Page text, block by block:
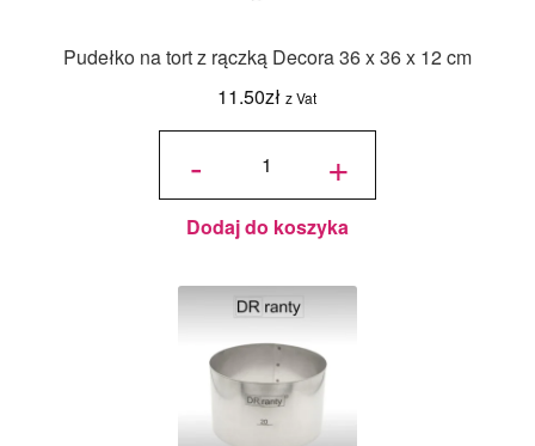
Pudełko na tort z rączką Decora 36 x 36 x 12 cm
11.50zł z Vat
-
ilość
rączką
Decora
36 x 36
x 12 cm +
Dodaj do koszyka